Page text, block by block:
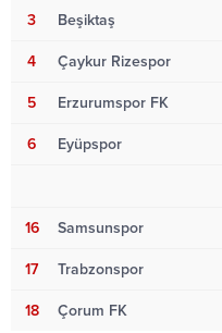
3 Beşiktaş
4 Çaykur Rizespor
5 Erzurumspor FK
6 Eyüpspor
16 Samsunspor
17 Trabzonspor
18 Çorum FK